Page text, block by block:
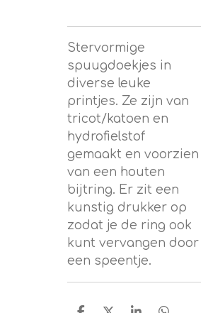
Stervormige
spuugdoekjes in
diverse leuke
printjes. Ze zijn van
tricot/katoen en
hydrofielstof
gemaakt en voorzien
van een houten
bijtring. Er zit een
kunstig drukker op
zodat je de ring ook
kunt vervangen door
een speentje.